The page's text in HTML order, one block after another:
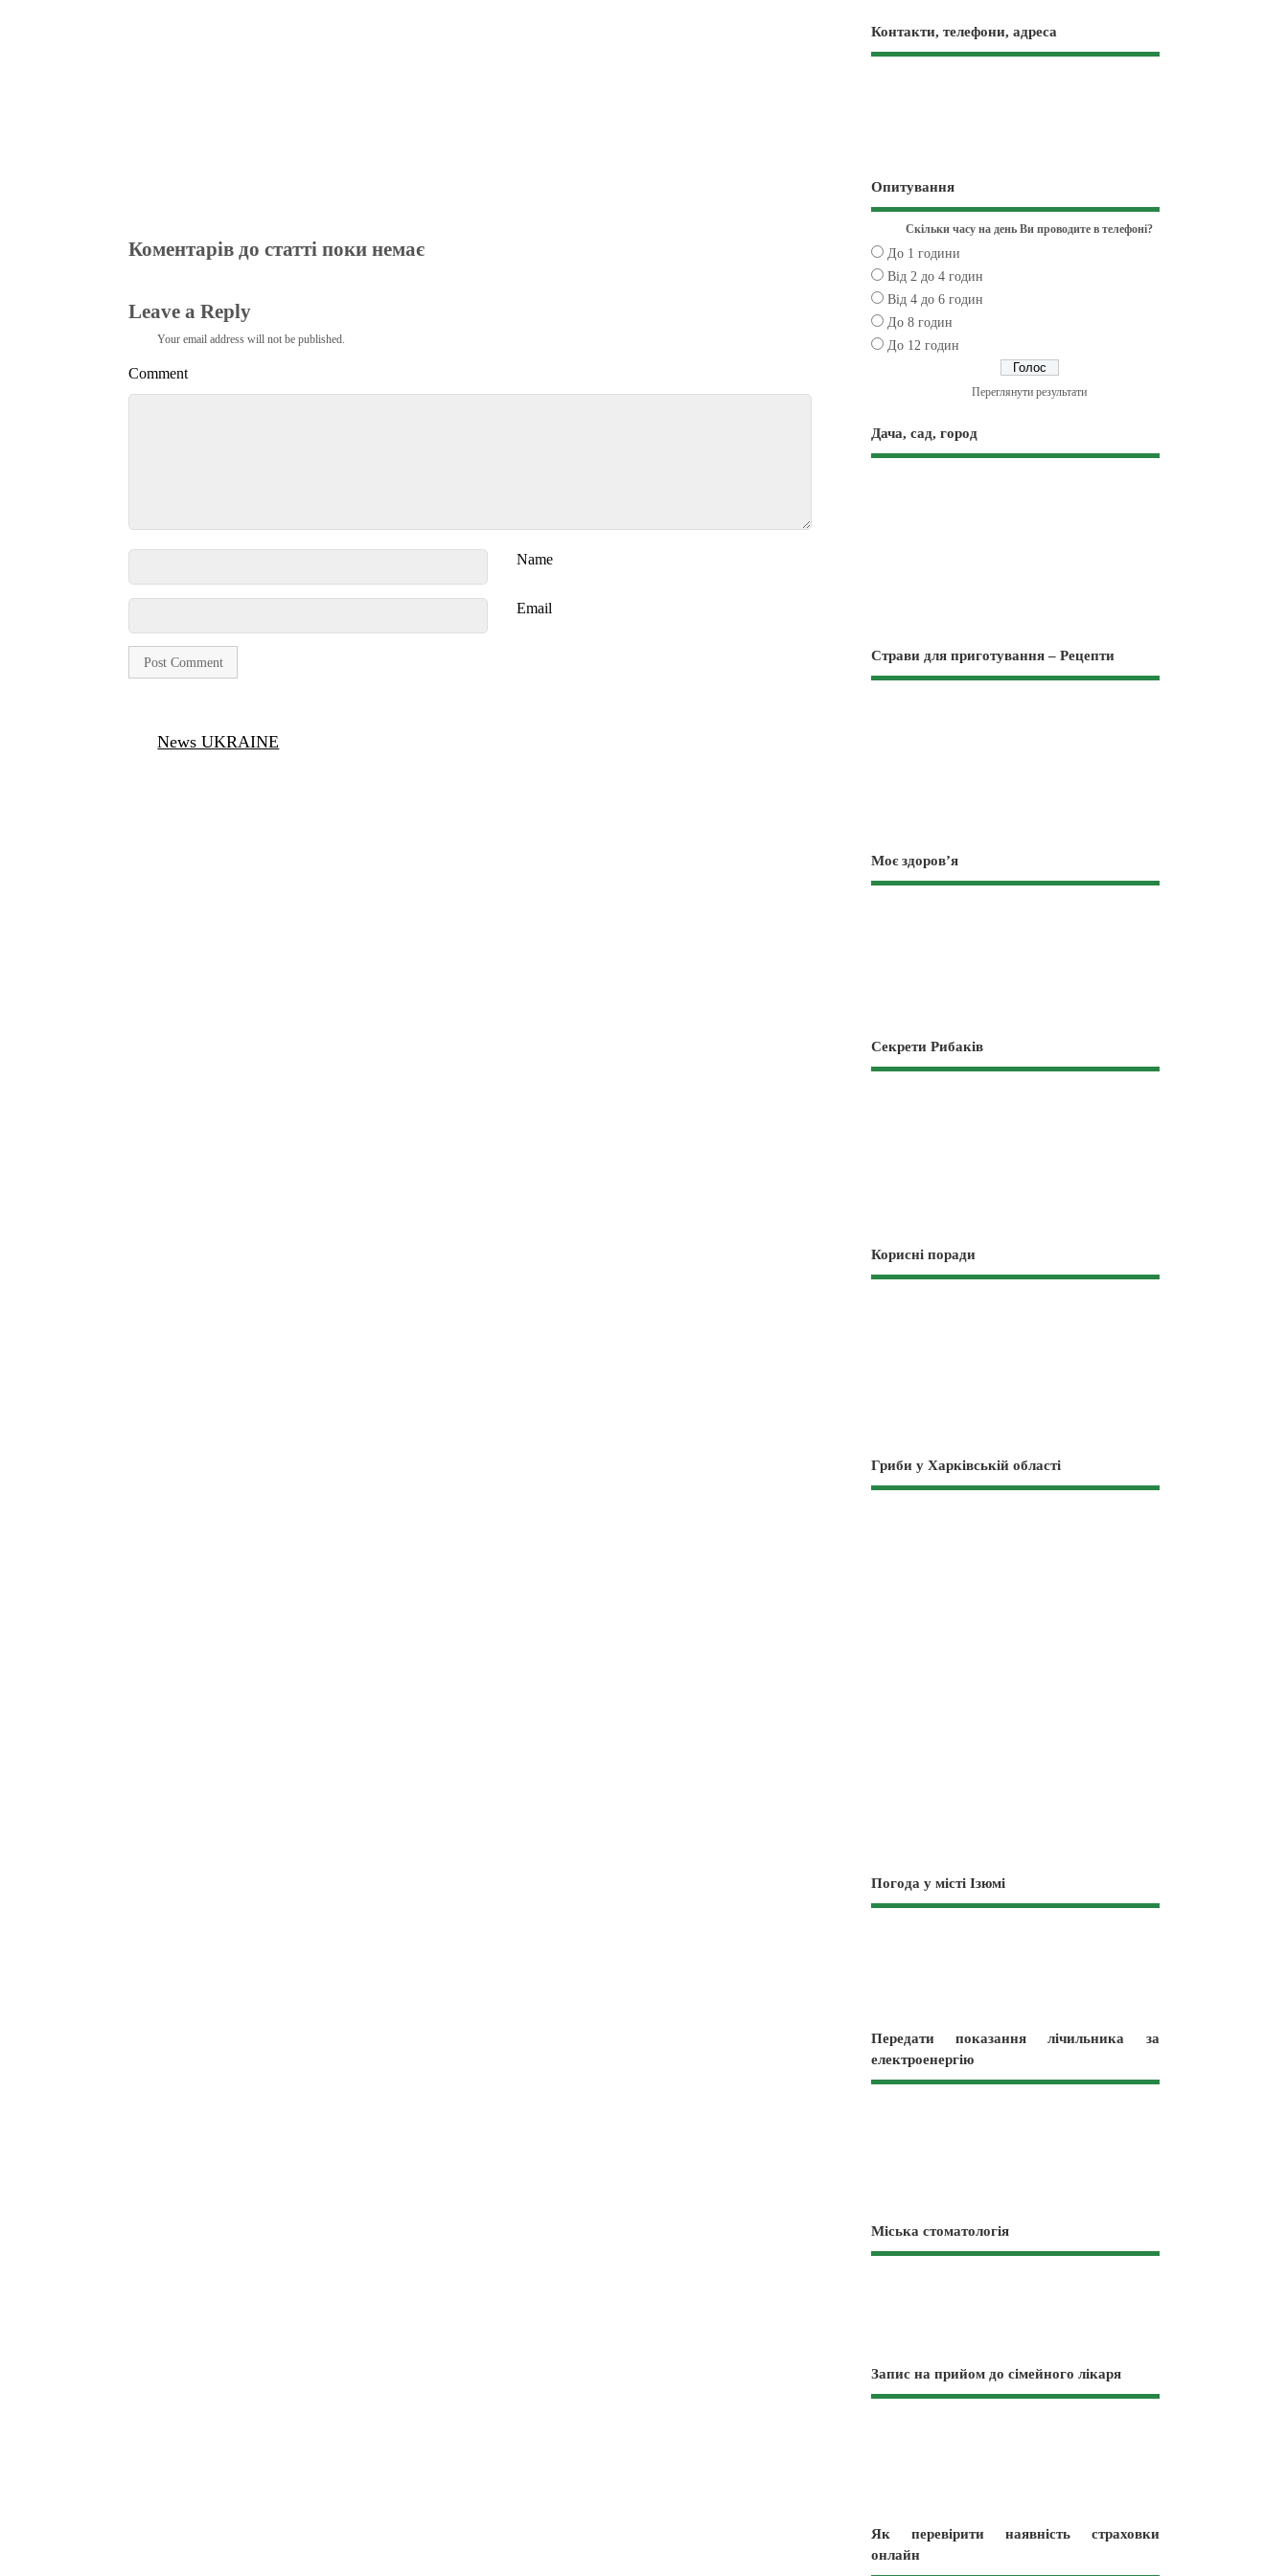
Коментарів до статті поки немає
Leave a Reply
Your email address will not be published.
Comment
Name
Email
News UKRAINE
Контакти, телефони, адреса
Опитування
Скільки часу на день Ви проводите в телефоні?
До 1 години
Від 2 до 4 годин
Від 4 до 6 годин
До 8 годин
До 12 годин
Переглянути результати
Дача, сад, город
Страви для приготування – Рецепти
Моє здоров’я
Секрети Рибаків
Корисні поради
Гриби у Харківській області
Погода у місті Ізюмі
Передати показання лічильника за
електроенергію
Міська стоматологія
Запис на прийом до сімейного лікаря
Як перевірити наявність страховки
онлайн